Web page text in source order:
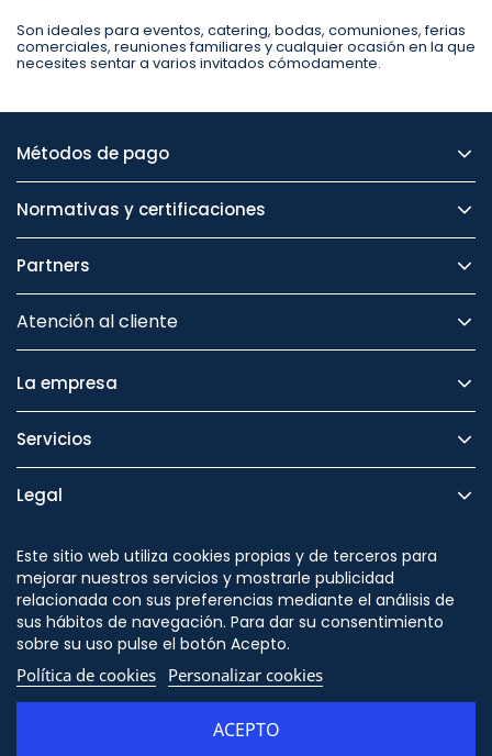
Son ideales para eventos, catering, bodas, comuniones, ferias
comerciales, reuniones familiares y cualquier ocasión en la que
necesites sentar a varios invitados cómodamente.
Métodos de pago
Normativas y certificaciones
Partners
Atención al cliente
La empresa
Servicios
Legal
Seguridad
Este sitio web utiliza cookies propias y de terceros para
mejorar nuestros servicios y mostrarle publicidad
relacionada con sus preferencias mediante el análisis de
sus hábitos de navegación. Para dar su consentimiento
sobre su uso pulse el botón Acepto.
Política de cookies Personalizar cookies
ACEPTO
Síguenos en